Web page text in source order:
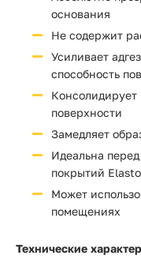
основания
Не содержит
Усиливает
способность
поверхности
Замедляет
Идеальна
покрытий
Может
помещениях
Технические